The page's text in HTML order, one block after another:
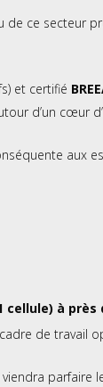
de ce secteur
et certifié
d’un cœur
aux
cellule) à près
de travail
parfaire